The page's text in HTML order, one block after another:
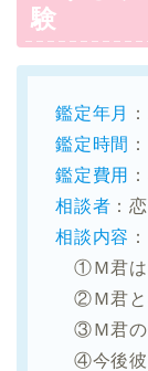
験
鑑定年月
鑑定時間
鑑定費用
相談者 ：
相談内容 ：
①Ｍ君は
②Ｍ君と
③Ｍ君の
④今後彼